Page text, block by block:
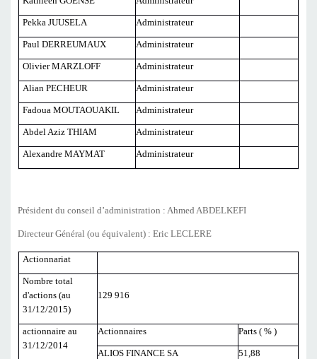
Pekka JUUSELA Administrateur
Paul DERREUMAUX Administrateur
Olivier MARZLOFF Administrateur
Alian PECHEUR Administrateur
Fadoua MOUTAOUAKIL Administrateur
Abdel Aziz THIAM Administrateur
Alexandre MAYMAT Administrateur
Président du conseil d’administration : Ahmed ABDELKEFI
Directeur Général (ou équivalent) : Eric LECLERE
Actionnariat
Nombre total
d'actions (au
31/12/2015)
129 916
actionnaire au
31/12/2014
Actionnaires Parts ( % )
ALIOS FINANCE SA 51,88